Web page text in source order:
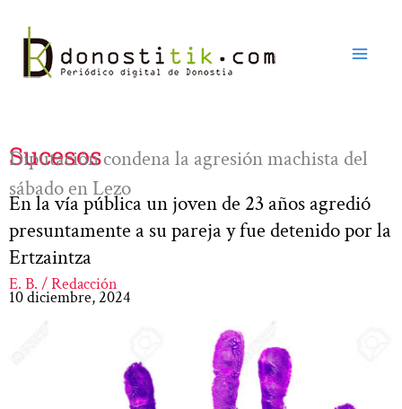
contenido
Sucesos
Diputación condena la agresión machista del
sábado en Lezo
En la vía pública un joven de 23 años agredió
presuntamente a su pareja y fue detenido por la
Ertzaintza
E. B. / Redacción
10 diciembre, 2024